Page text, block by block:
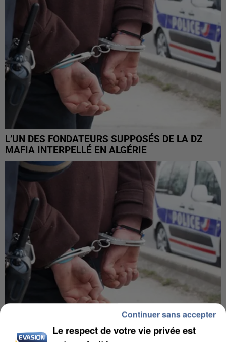
L’UN DES FONDATEURS SUPPOSÉS DE LA DZ
MAFIA INTERPELLÉ EN ALGÉRIE
UN SECOND CADRE DE LA DZ MAFIA
Le respect de votre vie privée est
Continuer sans accepter